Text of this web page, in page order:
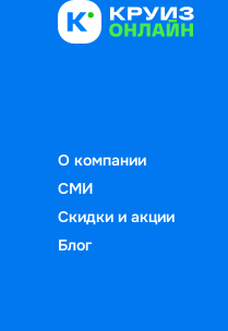
О компании
СМИ
Скидки и акции
Блог